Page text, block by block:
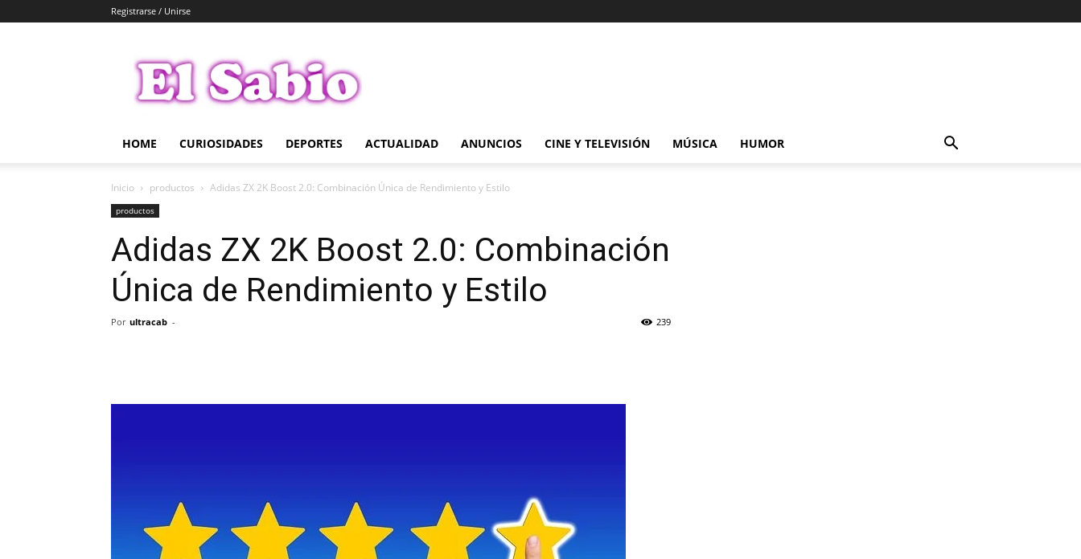
Registrarse / Unirse
Sabio
HOME CURIOSIDADES DEPORTES ACTUALIDAD ANUNCIOS CINE Y TELEVISIÓN MÚSICA HUMOR
Inicio productos Adidas ZX 2K Boost 2.0: Combinación Única de Rendimiento y Estilo
productos
Adidas ZX 2K Boost 2.0: Combinación
Única de Rendimiento y Estilo
Por ultracab - 239